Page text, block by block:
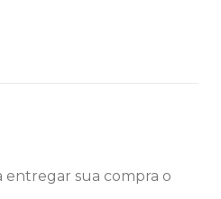
entregar sua compra o